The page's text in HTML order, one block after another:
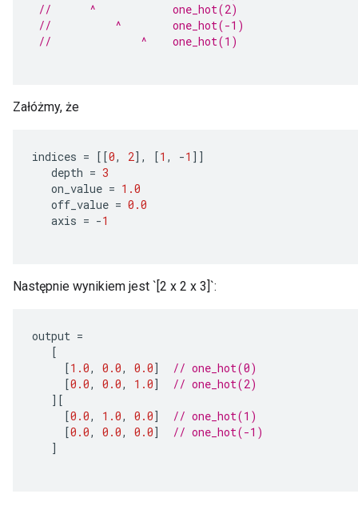
//      ^            one_hot(2)
//          ^        one_hot(-1)
//              ^    one_hot(1)
Załóżmy, że
indices = [[0, 2] , [1 , -1 ]]
depth = 3
on_value = 1.0
off_value = 0.0
axis = -1
Następnie wynikiem jest `[2 x 2 x 3]`:
output =
[
[1.0, 0.0, 0.0]
// one_hot(0)
[0.0, 0.0, 1.0]
// one_hot(2)
][
[0.0, 1.0, 0.0]
// one_hot(1)
[0.0, 0.0, 0.0]
// one_hot(-1)
]